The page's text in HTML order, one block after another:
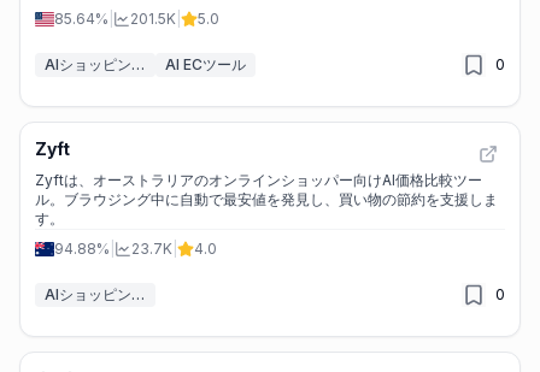
85.64% 201.5K 5.0
AIショッピングアシスタント AI ECツール 0
Zyft
Zyftは、オーストラリアのオンラインショッパー向けAI価格比較ツー
ル。ブラウジング中に自動で最安値を発見し、買い物の節約を支援しま
す。
94.88%
23.7K 4.0
AIショッピングアシスタント 0